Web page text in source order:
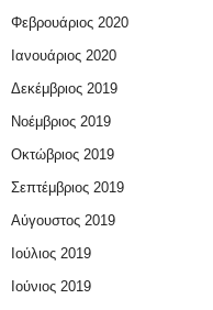
Φεβρουάριος 2020
Ιανουάριος 2020
Δεκέμβριος 2019
Νοέμβριος 2019
Οκτώβριος 2019
Σεπτέμβριος 2019
Αύγουστος 2019
Ιούλιος 2019
Ιούνιος 2019